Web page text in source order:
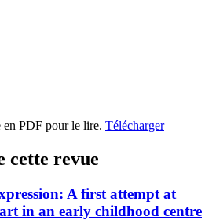
en PDF pour le lire. Télécharger
cette revue
A first attempt at
in an early childhood centre